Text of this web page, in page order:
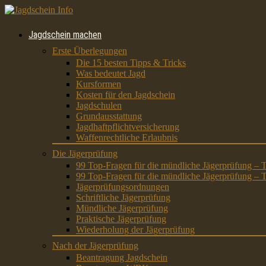
Jagdschein machen
Erste Überlegungen
Die 15 besten Tipps & Tricks
Was bedeutet Jagd
Kursformen
Kosten für den Jagdschein
Jagdschulen
Grundausstattung
Jagdhaftpflichtversicherung
Waffenrechtliche Erlaubnis
Die Jägerprüfung
99 Top-Fragen für die mündliche Jägerprüfung –
99 Top-Fragen für die mündliche Jägerprüfung –
Jägerprüfungsordnungen
Schriftliche Jägerprüfung
Mündliche Jägerprüfung
Praktische Jägerprüfung
Wiederholung der Jägerprüfung
Nach der Jägerprüfung
Beantragung Jagdschein